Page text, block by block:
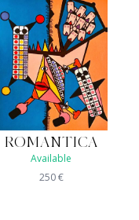
ROMANTICA
Available
250€